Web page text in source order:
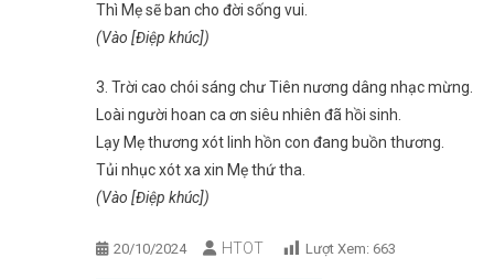
Thì Mẹ sẽ ban cho đời sống vui.
(Vào [Điệp khúc])
3. Trời cao chói sáng chư Tiên nương dâng nhạc mừng.
Loài người hoan ca ơn siêu nhiên đã hồi sinh.
Lạy Mẹ thương xót linh hồn con đang buồn thương.
Tủi nhục xót xa xin Mẹ thứ tha.
(Vào [Điệp khúc])
20/10/2024 HTOT Lượt Xem: 663